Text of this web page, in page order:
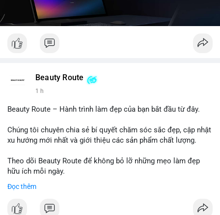
Beauty Route
1 h
Beauty Route – Hành trình làm đẹp của bạn bắt đầu từ đây.
Chúng tôi chuyên chia sẻ bí quyết chăm sóc sắc đẹp, cập nhật
xu hướng mới nhất và giới thiệu các sản phẩm chất lượng.
Theo dõi Beauty Route để không bỏ lỡ những mẹo làm đẹp
hữu ích mỗi ngày.
Đọc thêm